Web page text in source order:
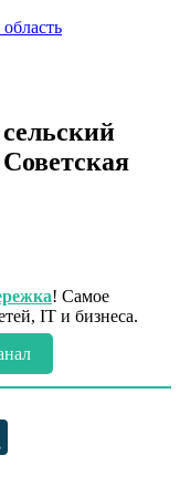
! Самое
IT и бизнеса.